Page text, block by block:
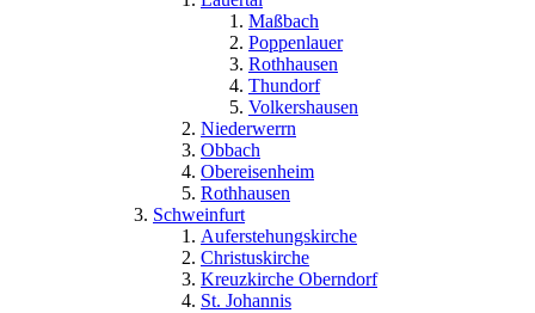
Maßbach
Poppenlauer
Rothhausen
Thundorf
Volkershausen
Niederwerrn
Obbach
Obereisenheim
Rothhausen
Schweinfurt
Auferstehungskirche
Christuskirche
Kreuzkirche Oberndorf
St. Johannis